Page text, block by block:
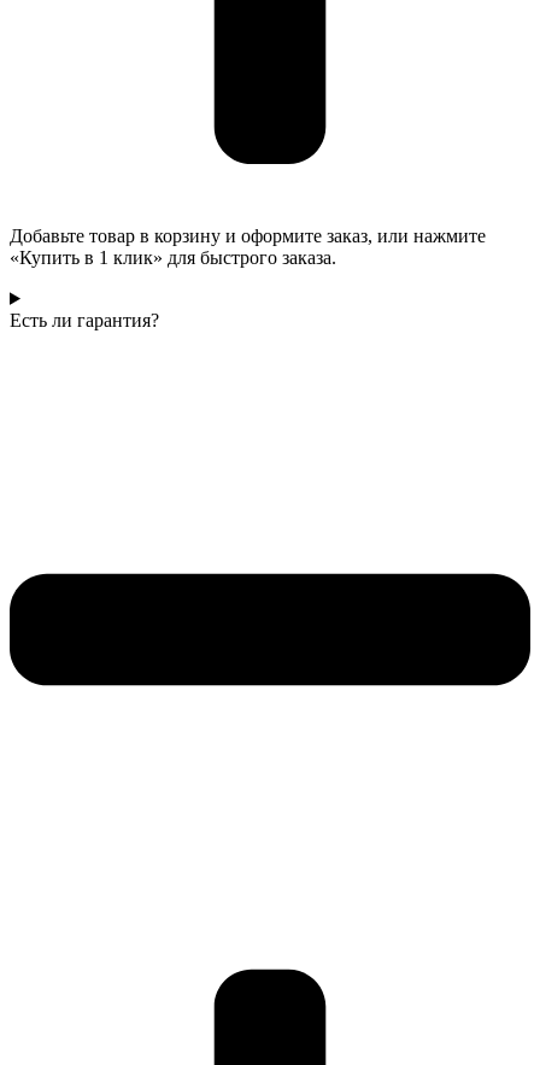
Добавьте товар в корзину и оформите заказ, или нажмите
«Купить в 1 клик» для быстрого заказа.
Есть ли гарантия?